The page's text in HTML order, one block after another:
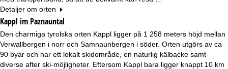
Detaljer om orten
Kappl im Paznauntal
Den charmiga tyrolska orten Kappl ligger på 1 258 meters höjd mellan
Verwallbergen i norr och Samnaunbergen i söder. Orten utgörs av ca
90 byar och har ett lokalt skidområde, en naturlig kälbacke samt
diverse after ski-möjligheter. Eftersom Kappl bara ligger knappt 10 km